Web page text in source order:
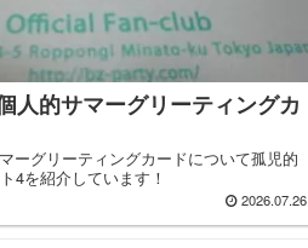
人的サマーグリーティングカ
ーグリーティングカードについて孤児的
4を紹介しています！
2026.07.26